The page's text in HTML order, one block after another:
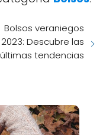
Bolsos veraniegos
2023: Descubre las
últimas tendencias